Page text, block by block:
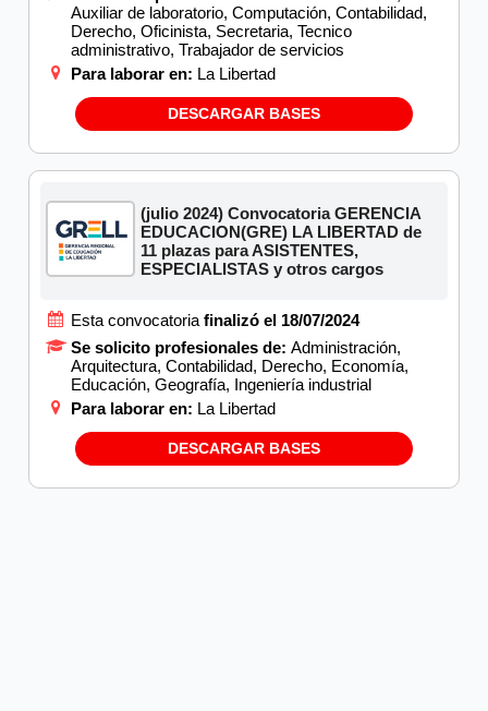
Auxiliar de laboratorio, Computación, Contabilidad,
Derecho, Oficinista, Secretaria, Tecnico
administrativo, Trabajador de servicios
Para laborar en: La Libertad
DESCARGAR BASES
(julio 2024) Convocatoria GERENCIA
EDUCACION(GRE) LA LIBERTAD de
11 plazas para ASISTENTES,
ESPECIALISTAS y otros cargos
Esta convocatoria finalizó el 18/07/2024
Se solicito profesionales de: Administración,
Arquitectura, Contabilidad, Derecho, Economía,
Educación, Geografía, Ingeniería industrial
Para laborar en: La Libertad
DESCARGAR BASES